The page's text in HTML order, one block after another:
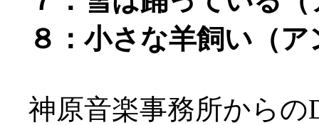
８：小さな羊飼い（
神原音楽事務所から